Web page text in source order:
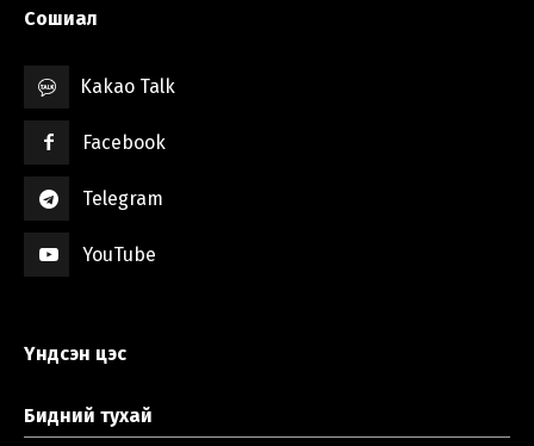
Сошиал
Kakao Talk
Facebook
Telegram
YouTube
Үндсэн цэс
Бидний тухай